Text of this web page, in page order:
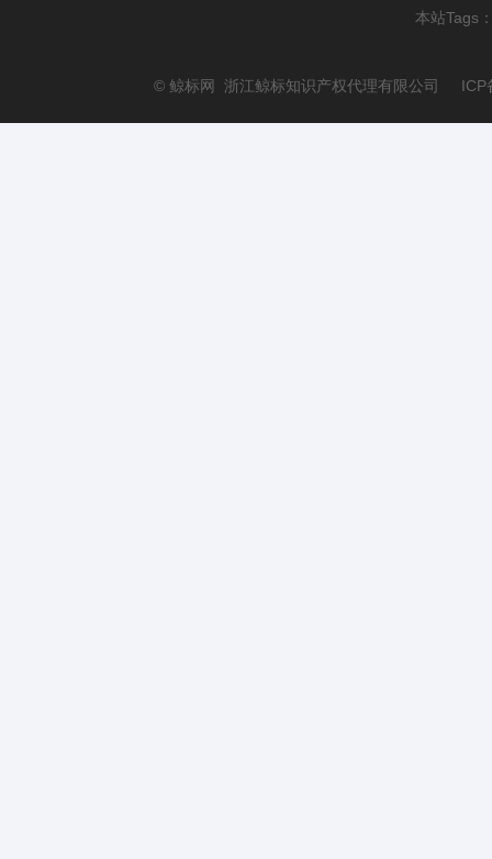
本站Tags
© 鲸标网 浙江鲸标知识产权代理有限公司 ICP